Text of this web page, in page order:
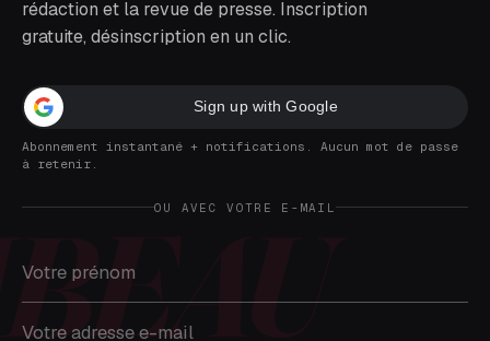
rédaction et la revue de presse. Inscription
gratuite, désinscription en un clic.
Sign up with Google
Abonnement instantané + notifications. Aucun mot de passe
à retenir.
OU AVEC VOTRE E-MAIL